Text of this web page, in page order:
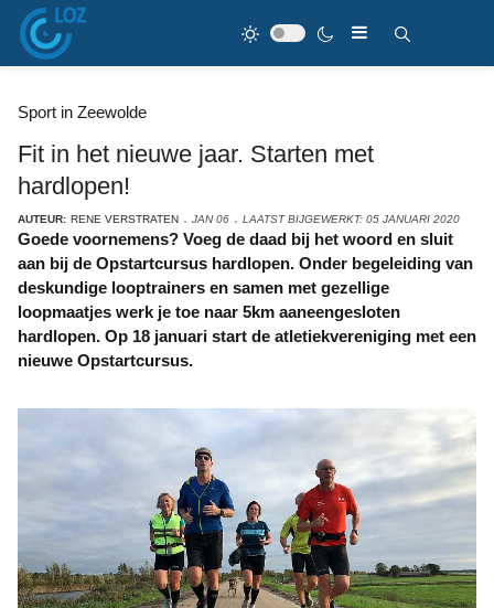
Sport in Zeewolde
Fit in het nieuwe jaar. Starten met
hardlopen!
AUTEUR: RENE VERSTRATEN JAN 06 LAATST BIJGEWERKT: 05 JANUARI 2020
Goede voornemens? Voeg de daad bij het woord en sluit
aan bij de Opstartcursus hardlopen. Onder begeleiding van
deskundige looptrainers en samen met gezellige
loopmaatjes werk je toe naar 5km aaneengesloten
hardlopen. Op 18 januari start de atletiekvereniging met een
nieuwe Opstartcursus.